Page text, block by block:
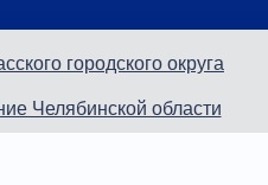
городского округа
Челябинской области